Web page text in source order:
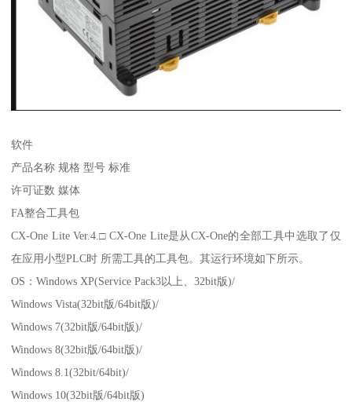
软件
产品名称 规格 型号 标准
许可证数 媒体
FA整合工具包
CX-One Lite Ver.4.□ CX-One Lite是从CX-One的全部工具中选取了仅
在应用小型PLC时 所需工具的工具包。其运行环境如下所示。
OS：Windows XP(Service Pack3以上、32bit版)/
Windows Vista(32bit版/64bit版)/
Windows 7(32bit版/64bit版)/
Windows 8(32bit版/64bit版)/
Windows 8.1(32bit/64bit)/
Windows 10(32bit版/64bit版)